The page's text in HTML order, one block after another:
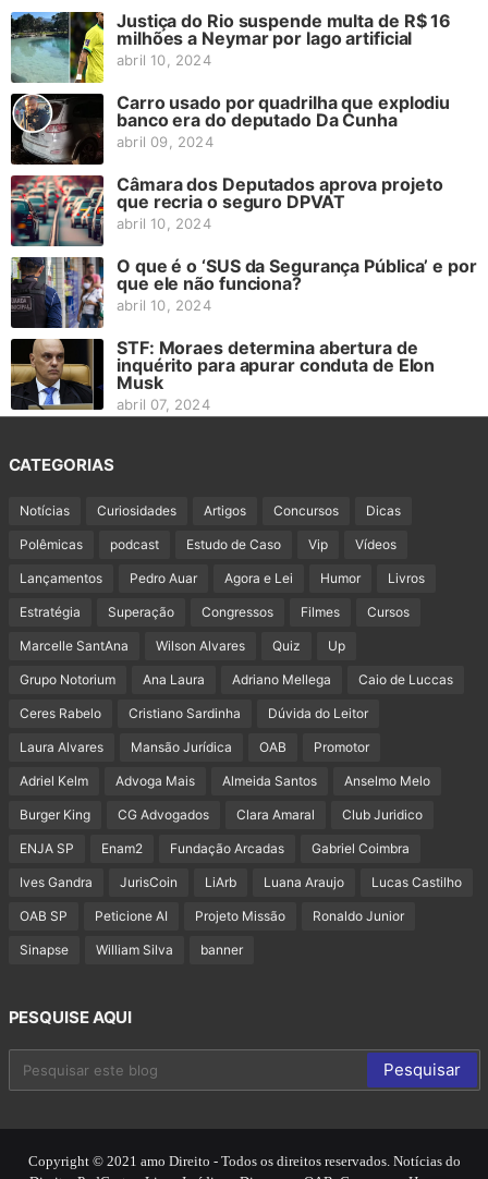
Justiça do Rio suspende multa de R$ 16
milhões a Neymar por lago artificial
abril 10, 2024
Carro usado por quadrilha que explodiu
banco era do deputado Da Cunha
abril 09, 2024
Câmara dos Deputados aprova projeto
que recria o seguro DPVAT
abril 10, 2024
O que é o ‘SUS da Segurança Pública’ e por
que ele não funciona?
abril 10, 2024
STF: Moraes determina abertura de
inquérito para apurar conduta de Elon
Musk
abril 07, 2024
CATEGORIAS
Notícias Curiosidades Artigos Concursos Dicas
Polêmicas podcast Estudo de Caso Vip Vídeos
Lançamentos Pedro Auar Agora e Lei Humor Livros
Estratégia Superação Congressos Filmes Cursos
Marcelle SantAna Wilson Alvares Quiz Up
Grupo Notorium Ana Laura Adriano Mellega Caio de Luccas
Ceres Rabelo Cristiano Sardinha Dúvida do Leitor
Laura Alvares Mansão Jurídica OAB Promotor
Adriel Kelm Advoga Mais Almeida Santos Anselmo Melo
Burger King CG Advogados Clara Amaral Club Juridico
ENJA SP Enam2 Fundação Arcadas Gabriel Coimbra
Ives Gandra JurisCoin LiArb Luana Araujo Lucas Castilho
OAB SP Peticione AI Projeto Missão Ronaldo Junior
Sinapse William Silva banner
PESQUISE AQUI
Copyright © 2021 amo Direito - Todos os direitos reservados. Notícias do